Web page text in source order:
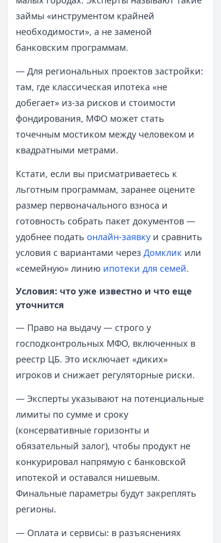
займы «инструментом крайней
необходимости», а не заменой
банковским программам.
— Для региональных проектов застройки:
там, где классическая ипотека «не
добегает» из‑за рисков и стоимости
фондирования, МФО может стать
точечным мостиком между человеком и
квадратными метрами.
Кстати, если вы присматриваетесь к
льготным программам, заранее оцените
размер первоначального взноса и
готовность собрать пакет документов —
удобнее подать онлайн-заявку и сравнить
условия с вариантами через Домклик или
«семейную» линию ипотеки для семей.
Условия: что уже известно и что еще
уточнится
— Право на выдачу — строго у
господконтрольных МФО, включенных в
реестр ЦБ. Это исключает «диких»
игроков и снижает регуляторные риски.
— Эксперты указывают на потенциальные
лимиты по сумме и сроку
(консервативные горизонты и
обязательный залог), чтобы продукт не
конкурировал напрямую с банковской
ипотекой и оставался нишевым.
Финальные параметры будут закреплять
регионы.
— Оплата и сервисы: в разъяснениях